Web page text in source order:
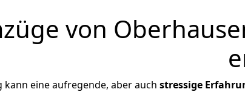
von
kann eine aufregende, aber auch stressige